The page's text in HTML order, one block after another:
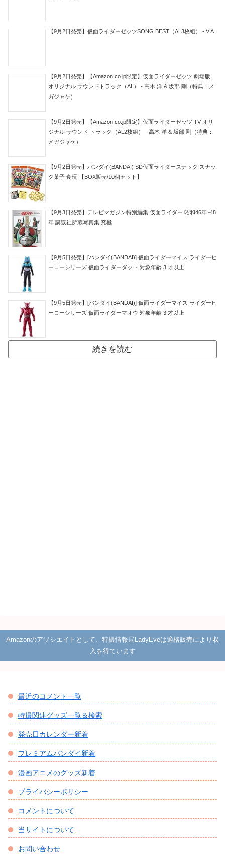
【9月2日発売】仮面ライダーゼッツSONG BEST（AL3枚組） - V.A.
【9月2日発売】【Amazon.co.jp限定】仮面ライダーゼッツ 劇場版
オリジナル サウンドトラック（AL） - 高木 洋 & 坂部 剛（特典：メ
ガジャケ）
【9月2日発売】【Amazon.co.jp限定】仮面ライダーゼッツ TV オリ
ジナル サウンド トラック（AL2枚組） - 高木 洋 & 坂部 剛（特典：
メガジャケ）
【9月2日発売】バンダイ(BANDAI) SD仮面ライダースナック スナッ
ク菓子 食玩 【BOX販売/10個セット】
【9月3日発売】テレビマガジン特別編集 仮面ライダー 昭和46年~48
年 講談社所蔵写真集 究極
【9月5日発売】[バンダイ(BANDAI)] 仮面ライダーマイス ライダーヒ
ーローシリーズ 仮面ライダーダット 対象年齢 3 才以上
【9月5日発売】[バンダイ(BANDAI)] 仮面ライダーマイス ライダーヒ
ーローシリーズ 仮面ライダーマオウ 対象年齢 3 才以上
続きを読む
Amazonのアソシエイトとして、特撮情報局LadyEveは適格販売により収
入を得ています
最近のコメント一覧
特撮関連グッズ一覧＆検索
発売日カレンダー新着
プレミアムバンダイ新着
漫画アニメのグッズ新着
プライバシーポリシー
コメントについて
当サイトについて
お問い合わせ